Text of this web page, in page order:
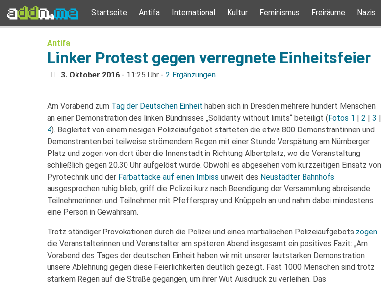
Startseite Antifa International Kultur Feminismus Freiräume Nazis
Antifa
Linker Protest gegen verregnete Einheitsfeier
3. Oktober 2016 - 11:25 Uhr - 2 Ergänzungen
Am Vorabend zum Tag der Deutschen Einheit haben sich in Dresden mehrere hundert Menschen
an einer Demonstration des linken Bündnisses „Solidarity without limits“ beteiligt (Fotos 1 | 2 | 3 |
4). Begleitet von einem riesigen Polizeiaufgebot starteten die etwa 800 Demonstrantinnen und
Demonstranten bei teilweise strömendem Regen mit einer Stunde Verspätung am Nürnberger
Platz und zogen von dort über die Innenstadt in Richtung Albertplatz, wo die Veranstaltung
schließlich gegen 20.30 Uhr aufgelöst wurde. Obwohl es abgesehen vom kurzzeitigen Einsatz von
Pyrotechnik und der Farbattacke auf einen Imbiss unweit des Neustädter Bahnhofs
ausgesprochen ruhig blieb, griff die Polizei kurz nach Beendigung der Versammlung abreisende
Teilnehmerinnen und Teilnehmer mit Pfefferspray und Knüppeln an und nahm dabei mindestens
eine Person in Gewahrsam.
Trotz ständiger Provokationen durch die Polizei und eines martialischen Polizeiaufgebots zogen
die Veranstalterinnen und Veranstalter am späteren Abend insgesamt ein positives Fazit: „Am
Vorabend des Tages der deutschen Einheit haben wir mit unserer lautstarken Demonstration
unsere Ablehnung gegen diese Feierlichkeiten deutlich gezeigt. Fast 1000 Menschen sind trotz
starkem Regen auf die Straße gegangen, um ihrer Wut Ausdruck zu verleihen. Das